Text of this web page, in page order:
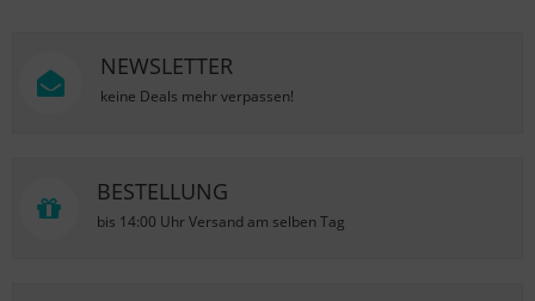
NEWSLETTER
keine Deals mehr verpassen!
BESTELLUNG
bis 14:00 Uhr Versand am selben Tag